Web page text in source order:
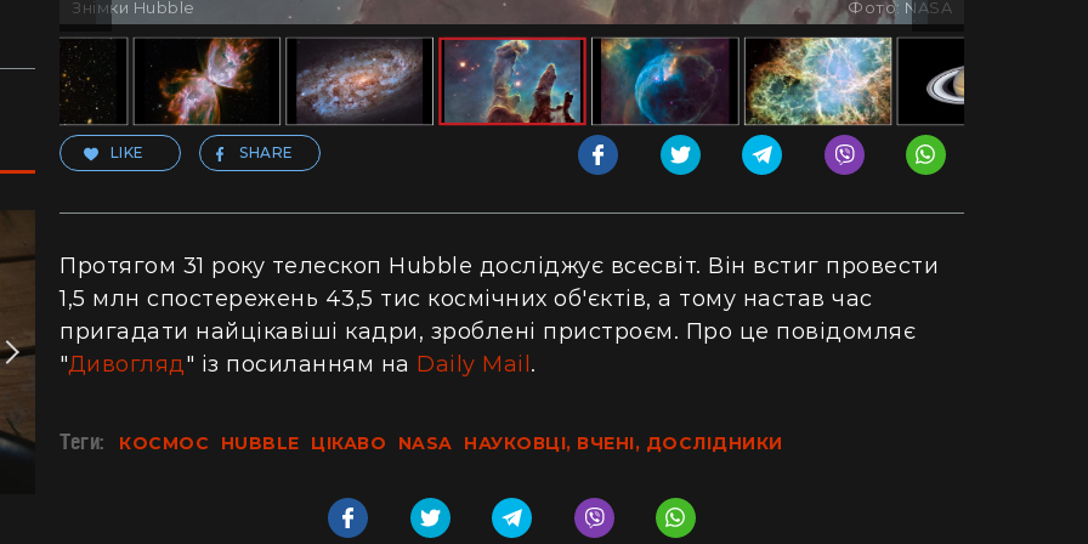
Знімки Hubble Фото: NASA
LIKE SHARE
Протягом 31 року телескоп Hubble досліджує всесвіт. Він встиг провести
1,5 млн спостережень 43,5 тис космічних об'єктів, а тому настав час
пригадати найцікавіші кадри, зроблені пристроєм. Про це повідомляє
"Дивогляд" із посиланням на Daily Mail .
Теги: КОСМОС HUBBLE ЦІКАВО NASA НАУКОВЦІ, ВЧЕНІ, ДОСЛІДНИКИ